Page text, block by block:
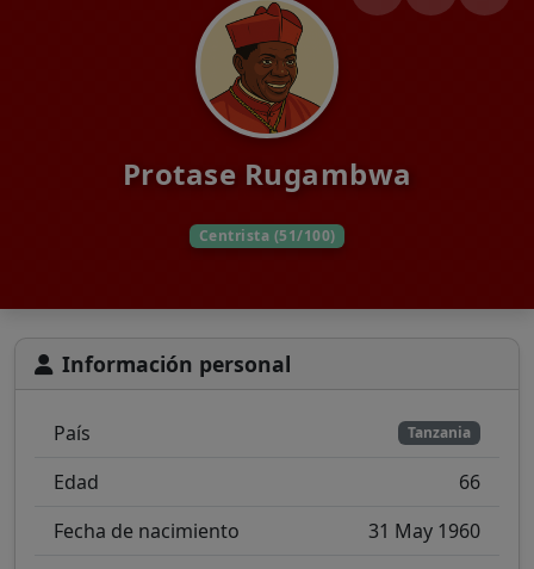
Protase Rugambwa
Centrista (51/100)
Información personal
País Tanzania
Edad
66
Fecha de nacimiento
31 May 1960